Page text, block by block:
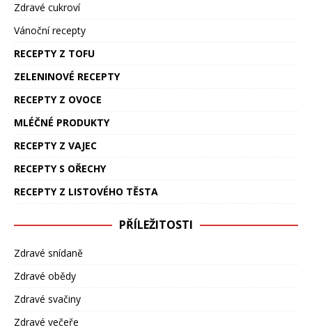
Zdravé cukroví
Vánoční recepty
RECEPTY Z TOFU
ZELENINOVÉ RECEPTY
RECEPTY Z OVOCE
MLÉČNÉ PRODUKTY
RECEPTY Z VAJEC
RECEPTY S OŘECHY
RECEPTY Z LISTOVÉHO TĚSTA
PŘÍLEŽITOSTI
Zdravé snídaně
Zdravé obědy
Zdravé svačiny
Zdravé večeře